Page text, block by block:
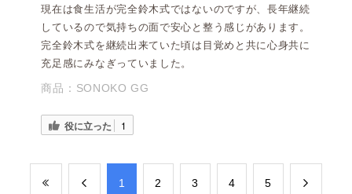
現在は食生活が完全鈴木式ではないのですが、長年継続
しているので気持ちの面で安心と整う感じがあります。
完全鈴木式を継続出来ていた頃は目覚めと共に心身共に
充足感にみなぎっていました。
商品： SONOKO GG
役に立った 1
​1 ​2 ​3 ​4 ​5